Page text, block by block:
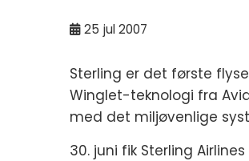
25 jul 2007
Sterling er det første
Winglet-teknologi fra
med det miljøvenlige
30. juni fik Sterling